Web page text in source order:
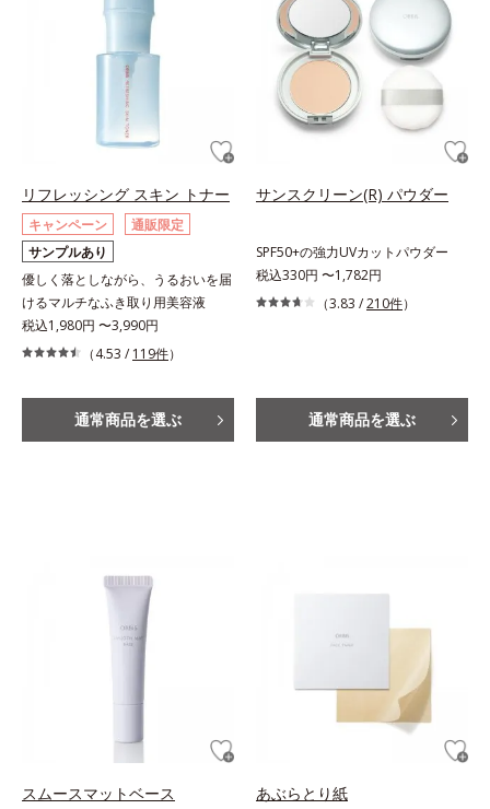
リフレッシング スキン トナー
キャンペーン
通販限定
サンプルあり
優しく落としながら、うるおいを届
けるマルチなふき取り用美容液
税込1,980円 〜3,990円
（4.53 / 119件）
通常商品を選ぶ
サンスクリーン(R) パウダー
SPF50+の強力UVカットパウダー
税込330円 〜1,782円
（3.83 /210件）
通常商品を選ぶ
スムースマットベース あぶらとり紙